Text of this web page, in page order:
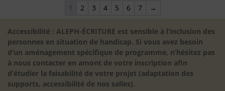
1 2 3 4 5 6 7 →
Accessibilité : ALEPH-ÉCRITURE est sensible à l’inclusion des
personnes en situation de handicap. Si vous avez besoin
d’un aménagement spécifique de programme, n’hésitez pas
à nous contacter en amont de votre inscription afin
d’étudier la faisabilité de votre projet (adaptation des
supports, accessibilité de nos salles).